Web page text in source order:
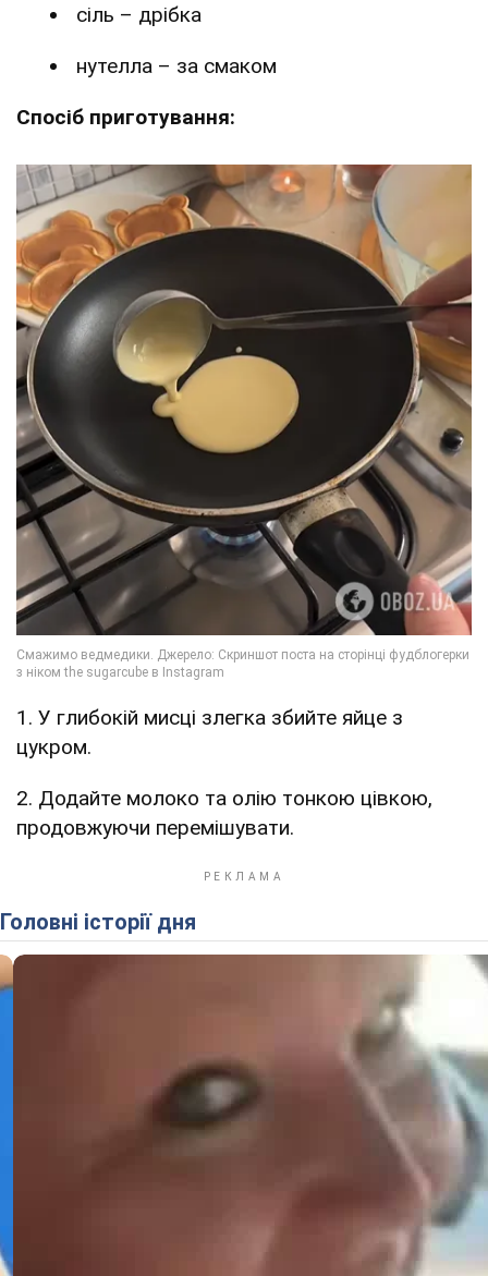
сіль – дрібка
нутелла – за смаком
Спосіб приготування:
1. У глибокій мисці злегка збийте яйце з
цукром.
2. Додайте молоко та олію тонкою цівкою,
продовжуючи перемішувати.
Головні історії дня